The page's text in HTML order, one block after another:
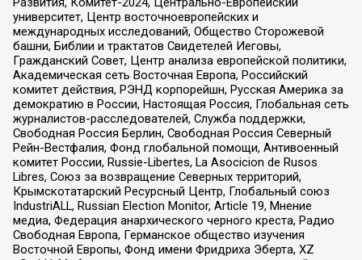
университет, Центр восточноевропейских и
международных исследований, Общество Сторожевой
башни, Библии и трактатов Свидетелей Иеговы,
Гражданский Совет, Центр анализа европейской политики,
Академическая сеть Восточная Европа, Российский
комитет действия, РЭНД корпорейшн, Русская Америка за
демократию в России, Настоящая Россия, Глобальная сеть
журналистов-расследователей, Служба поддержки,
Свободная Россия Берлин, Свободная Россия Северный
Рейн-Вестфалия, Фонд глобальной помощи, Антивоенный
комитет России, Russie-Libertes, La Asocicion de Rusos
Libres, Союз за возвращение Северных территорий,
Крымскотатарский Ресурсный Центр, Глобальный союз
IndustriALL, Russian Election Monitor, Article 19, Мнение
медиа, Федерация анархического черного креста, Радио
Свободная Европа, Германское общество изучения
Восточной Европы, Фонд имени Фридриха Эберта, XZ